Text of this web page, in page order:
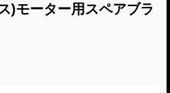
)モーター用スペアブラ